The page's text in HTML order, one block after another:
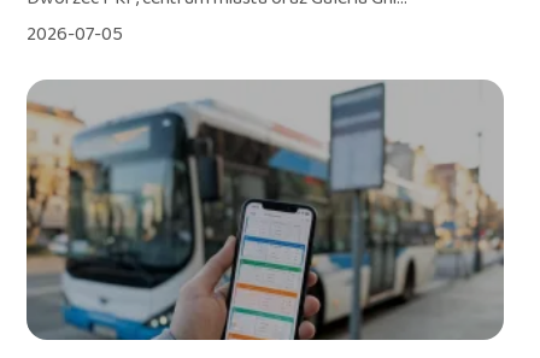
2026-07-05